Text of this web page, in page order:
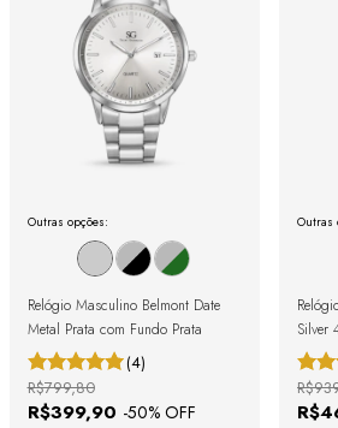
Outras opções:
Relógio Masculino Belmont Date
Metal Prata com Fundo Prata
(4)
R$399,90 -50% OFF
R$799,80
Outras
Silver